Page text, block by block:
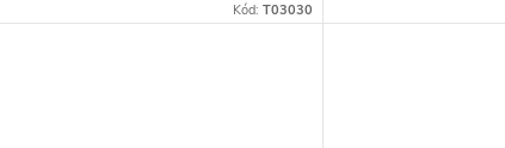
Kód: T03030